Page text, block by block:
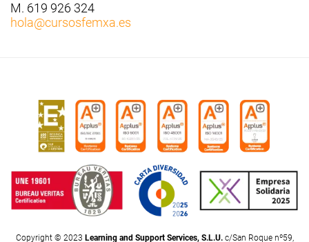
M. 619 926 324
hola@cursosfemxa.es
Copyright © 2023 Learning and Support Services, S.L.U.c/San Roque nº59,